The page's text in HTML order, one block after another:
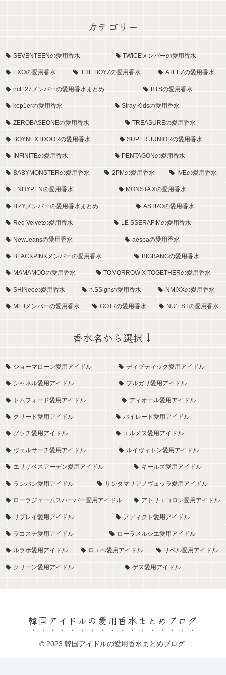
カテゴリー
SEVENTEENの愛用香水 TWICEメンバーの愛用香水
EXOの愛用香水 THE BOYZの愛用香水 ATEEZの愛用香水
nct127メンバーの愛用香水まとめ BTSの愛用香水
kep1erの愛用香水 Stray Kidsの愛用香水
ZEROBASEONEの愛用香水 TREASUREの愛用香水
BOYNEXTDOORの愛用香水 SUPER JUNIORの愛用香水
INFINITEの愛用香水 PENTAGONの愛用香水
BABYMONSTERの愛用香水 2PMの愛用香水 IVEの愛用香水
ENHYPENの愛用香水 MONSTA Xの愛用香水
ITZYメンバーの愛用香水まとめ ASTROの愛用香水
Red Velvetの愛用香水 LE SSERAFIMの愛用香水
NewJeansの愛用香水 aespaの愛用香水
BLACKPINKメンバーの愛用香水 BIGBANGの愛用香水
MAMAMOOの愛用香水 TOMORROW X TOGETHERの愛用香水
SHINeeの愛用香水 n.SSignの愛用香水 NMIXXの愛用香水
ME:Iメンバーの愛用香水 GOT7の愛用香水 NU’ESTの愛用香水
香水名から選択↓
ジョーマローン愛用アイドル ディプティック愛用アイドル
シャネル愛用アイドル ブルガリ愛用アイドル
トムフォード愛用アイドル ディオール愛用アイドル
クリード愛用アイドル バイレード愛用アイドル
グッチ愛用アイドル エルメス愛用アイドル
ヴェルサーチ愛用アイドル ルイヴィトン愛用アイドル
エリザベスアーデン愛用アイドル キールズ愛用アイドル
ランバン愛用アイドル サンタマリアノヴェッラ愛用アイドル
ローラジェームスハーパー愛用アイドル アトリエコロン愛用アイドル
リプレイ愛用アイドル アディクト愛用アイドル
ラコステ愛用アイドル ローラメルシエ愛用アイドル
ルラボ愛用アイドル ロエベ愛用アイドル リベル愛用アイドル
クリーン愛用アイドル ゲス愛用アイドル
韓国アイドルの愛用香水まとめブログ
© 2023 韓国アイドルの愛用香水まとめブログ.